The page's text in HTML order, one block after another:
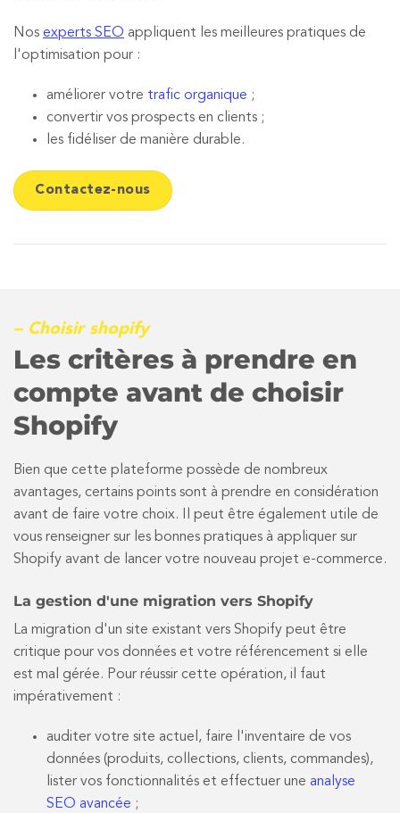
Nos experts SEO appliquent les meilleures pratiques de
l'optimisation pour :
améliorer votre trafic organique ;
convertir vos prospects en clients ;
les fidéliser de manière durable.
Contactez-nous
– Choisir shopify
Les critères à prendre en
compte avant de choisir
Shopify
Bien que cette plateforme possède de nombreux
avantages, certains points sont à prendre en considération
avant de faire votre choix. Il peut être également utile de
vous renseigner sur les bonnes pratiques à appliquer sur
Shopify avant de lancer votre nouveau projet e-commerce.
La gestion d'une migration vers Shopify
La migration d'un site existant vers Shopify peut être
critique pour vos données et votre référencement si elle
est mal gérée. Pour réussir cette opération, il faut
impérativement :
auditer votre site actuel, faire l'inventaire de vos
données (produits, collections, clients, commandes),
lister vos fonctionnalités et effectuer une analyse
SEO avancée ;